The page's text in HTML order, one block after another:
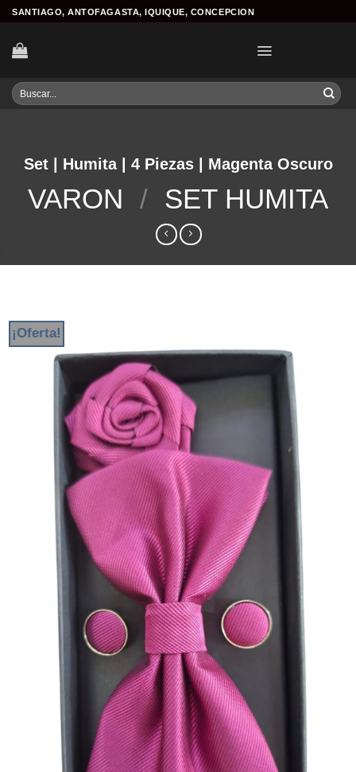
Skip
content
SANTIAGO, ANTOFAGASTA, IQUIQUE, CONCEPCION
Buscar
por:
Set | Humita | 4 Piezas | Magenta Oscuro
VARON / SET HUMITA
¡Oferta!